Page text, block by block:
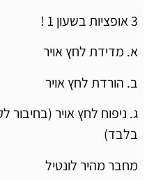
3 אופציות בשעון 1 !
א. מדידת לחץ אויר
ב. הורדת לחץ אויר
ג. ניפוח לחץ אויר (בחיבור
בלבד)
מחבר מהיר לונטיל